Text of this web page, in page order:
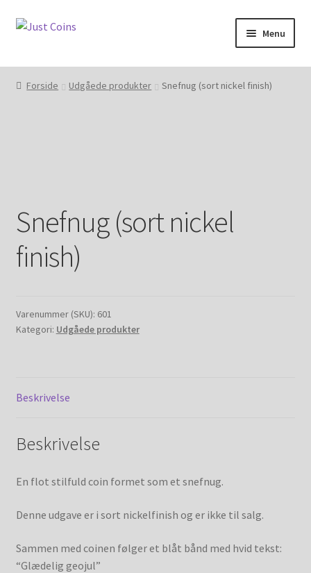
Spring
Spring
Menu
Forside
Forsendelse
Handelsbetingelser og privatlivspolitik
My account
Shop (old)
Udgåede produkter
Forside Udgåede produkter Snefnug (sort nickel finish)
Snefnug (sort nickel
finish)
Varenummer (SKU): 601
Kategori: Udgåede produkter
Beskrivelse
Beskrivelse
En flot stilfuld coin formet som et snefnug.
Denne udgave er i sort nickelfinish og er ikke til salg.
Sammen med coinen følger et blåt bånd med hvid tekst:
“Glædelig geojul”